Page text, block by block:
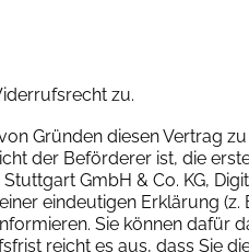
zu.
Gründen diesen Vertrag
der Beförderer ist, die
GmbH & Co. KG,
eindeutigen Erklärung
Sie können
reicht es aus, dass Sie